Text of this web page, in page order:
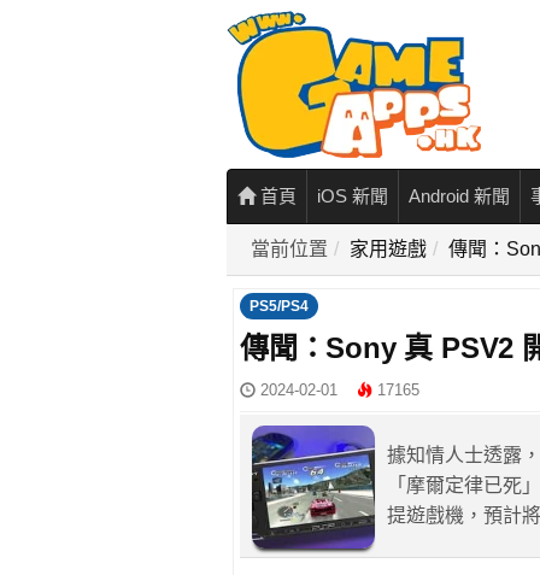
首頁 iOS 新聞 Android 新聞
當前位置 家用遊戲 傳聞：
PS5/PS4
傳聞：Sony 真 PSV2
2024-02-01 17165
據知情人士透露
「摩爾定律已死
提遊戲機，預計